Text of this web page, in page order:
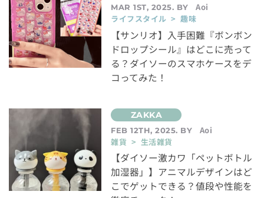
MAR 1ST, 2025. BY
Aoi
ライフスタイル > 趣味
【サンリオ】入手困難『ボンボン
ドロップシール』はどこに売って
る？ダイソーのスマホケースをデ
コってみた！
FEB 12TH, 2025. BY
Aoi
雑貨 > 生活雑貨
【ダイソー激カワ「ペットボトル
加湿器」】アニマルデザインはど
こでゲットできる？値段や性能を